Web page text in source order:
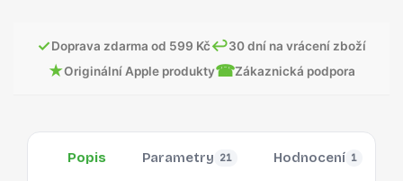
✓Doprava zdarma od 599 Kč↩30 dní na vrácení zboží
★Originální Apple produkty☎Zákaznická podpora
Popis Parametry 21 Hodnocení 1